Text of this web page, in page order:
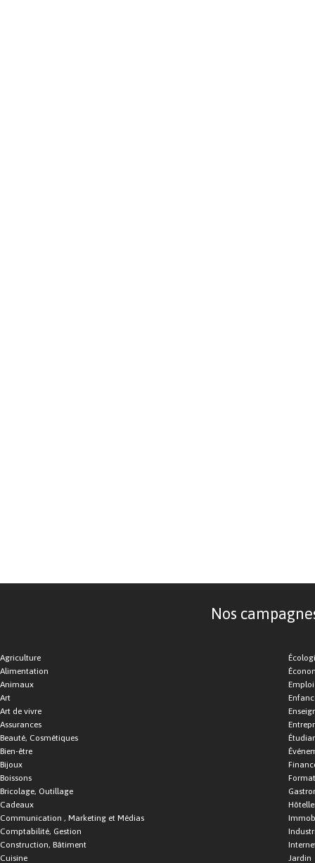
Nos
Agriculture
Alimentation
Animaux
Art
Art de vivre
Assurances
Beauté, Cosmétiques
Bien-être
Bijoux
Boissons
Bricolage, Outillage
Cadeaux
Communication , Marketing et Médias
Comptabilité, Gestion
Construction, Bâtiment
Cuisine
Emploi
Jardin